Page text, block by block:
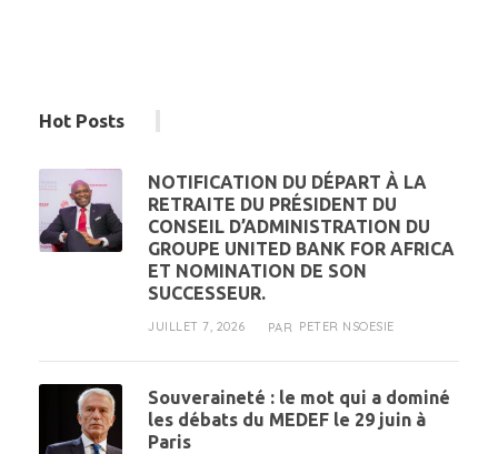
Hot Posts
NOTIFICATION DU DÉPART À LA
RETRAITE DU PRÉSIDENT DU
CONSEIL D’ADMINISTRATION DU
GROUPE UNITED BANK FOR AFRICA
ET NOMINATION DE SON
SUCCESSEUR.
JUILLET 7, 2026 PAR PETER NSOESIE
Souveraineté : le mot qui a dominé
les débats du MEDEF le 29 juin à
Paris